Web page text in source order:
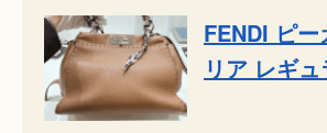
FENDI ピ
リア レギ